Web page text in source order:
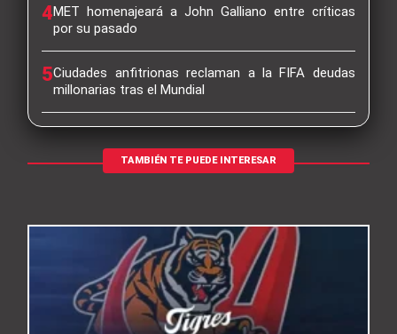
4MET homenajeará a John Galliano entre críticas
por su pasado
5Ciudades anfitrionas reclaman a la FIFA deudas
millonarias tras el Mundial
TAMBIÉN TE PUEDE INTERESAR